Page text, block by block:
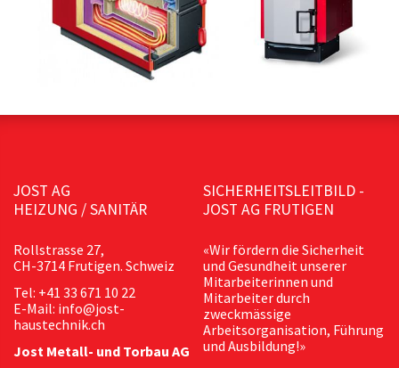
JOST AG
HEIZUNG / SANITÄR
Rollstrasse 27,
CH-3714 Frutigen. Schweiz
Tel: +41 33 671 10 22
E-Mail: info@jost-
haustechnik.ch
Jost Metall- und Torbau AG
SICHERHEITSLEITBILD -
JOST AG FRUTIGEN
«Wir fördern die Sicherheit
und Gesundheit unserer
Mitarbeiterinnen und
Mitarbeiter durch
zweckmässige
Arbeitsorganisation, Führung
und Ausbildung!»